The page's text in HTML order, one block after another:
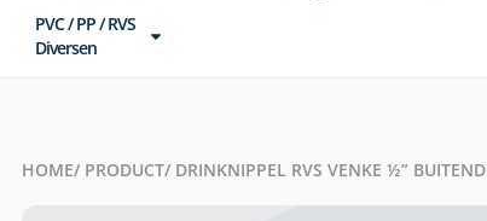
PVC / PP / RVS
Diversen
HOME/ PRODUCT/ DRINKNIPPEL RVS VENKE ½”